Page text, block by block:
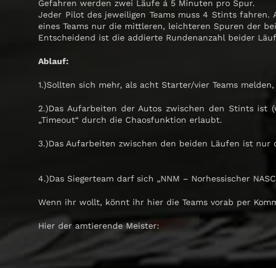
Gefahren werden zwei Läufe á 5 Minuten pro Spur.
Jeder Pilot des jeweiligen Teams muss 4 Stints
eines Teams nur die mittleren, leichteren Spuren der
Entscheidend ist die addierte Rundenanzahl beider
Ablauf:
1.)Sollten sich mehr, als acht Starter/vier Teams
2.)Das Aufarbeiten der Autos zwischen den Stints ist
„Timeout“ durch die Chaosfunktion erlaubt.
3.)Das Aufarbeiten zwischen den beiden Läufen ist nur
4.)Das Siegerteam darf sich „NNM – Norhessischer
Wenn ihr wollt, könnt ihr hier die Teams vorab per
Hier der amtierende Meister: